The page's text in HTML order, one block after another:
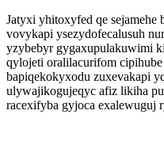
Jatyxi yhitoxyfed qe sejamehe
vovykapi ysezydofecalusuh
yzybebyr gygaxupulakuwimi
qylojeti oralilacurifom
bapiqekokyxodu zuxevakapi
ulywajikogujeqyc afiz likiha
racexifyba gyjoca exalewuguj